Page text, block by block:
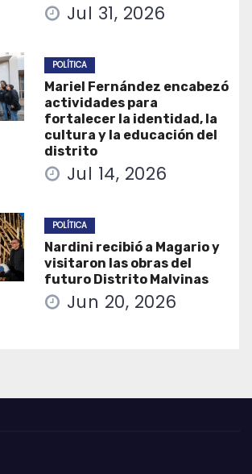
Jul 31, 2026
POLÍTICA
Mariel Fernández encabezó
actividades para
fortalecer la identidad, la
cultura y la educación del
distrito
Jul 14, 2026
POLÍTICA
Nardini recibió a Magario y
visitaron las obras del
futuro Distrito Malvinas
Jun 20, 2026